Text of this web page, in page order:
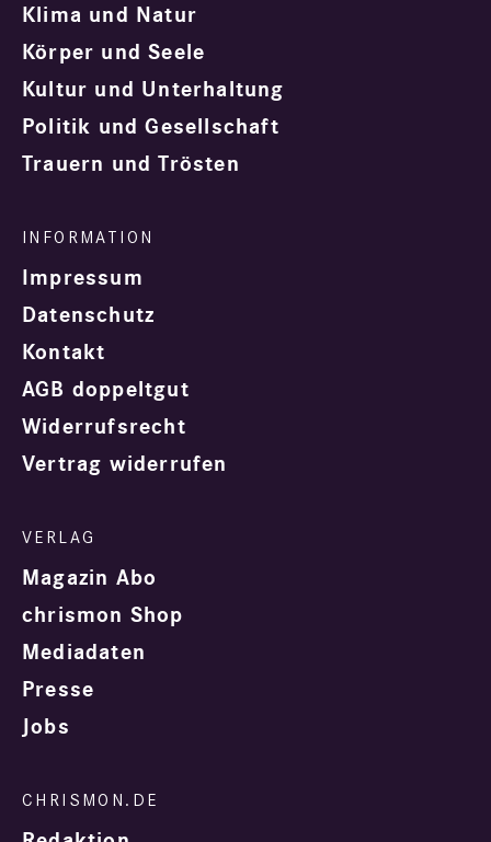
Klima und Natur
Körper und Seele
Kultur und Unterhaltung
Politik und Gesellschaft
Trauern und Trösten
Impressum
Datenschutz
Kontakt
AGB doppeltgut
Widerrufsrecht
Vertrag widerrufen
Magazin Abo
chrismon Shop
Mediadaten
Presse
Jobs